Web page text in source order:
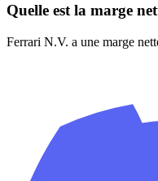
Quelle est la marge
Ferrari N.V. a une marge